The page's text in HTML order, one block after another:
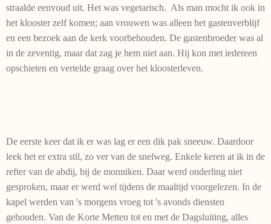
straalde eenvoud uit. Het was vegetarisch. Als man mocht ik ook in
het klooster zelf komen; aan vrouwen was alleen het gastenverblijf
en een bezoek aan de kerk voorbehouden. De gastenbroeder was al
in de zeventig, maar dat zag je hem niet aan. Hij kon met iedereen
opschieten en vertelde graag over het kloosterleven.
De eerste keer dat ik er was lag er een dik pak sneeuw. Daardoor
leek het er extra stil, zo ver van de snelweg. Enkele keren at ik in de
refter van de abdij, bij de monniken. Daar werd onderling niet
gesproken, maar er werd wel tijdens de maaltijd voorgelezen. In de
kapel werden van 's morgens vroeg tot 's avonds diensten
gehouden. Van de Korte Metten tot en met de Dagsluiting, alles